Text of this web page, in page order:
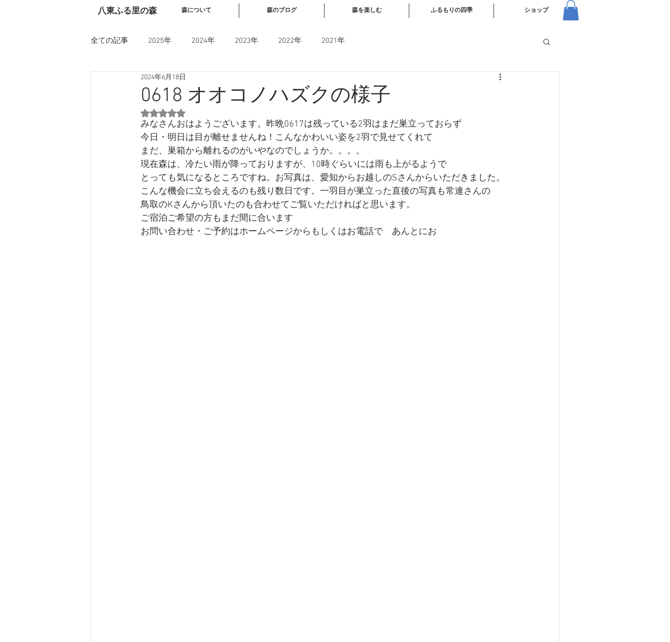
​八東ふる里の森 森について 森のブログ 森を楽しむ ふるもりの四季 ショップ
全ての記事 2025年 2024年 2023年 2022年 2021年
0618 オオコノハズクの様子
2024年6月18日
5つ星のうちNaNと評価されています。
みなさんおはようございます。昨晩0617は残っている2羽はまだ巣立っておらず
今日・明日は目が離せませんね！こんなかわいい姿を2羽で見せてくれて
まだ、巣箱から離れるのがいやなのでしょうか。。。。
現在森は、冷たい雨が降っておりますが、10時ぐらいには雨も上がるようで
とっても気になるところですね。お写真は、愛知からお越しのSさんからいただきました。
こんな機会に立ち会えるのも残り数日です。一羽目が巣立った直後の写真も常連さんの
鳥取のKさんから頂いたのも合わせてご覧いただければと思います。
ご宿泊ご希望の方もまだ間に合います
お問い合わせ・ご予約はホームページからもしくはお電話で　あんとにお